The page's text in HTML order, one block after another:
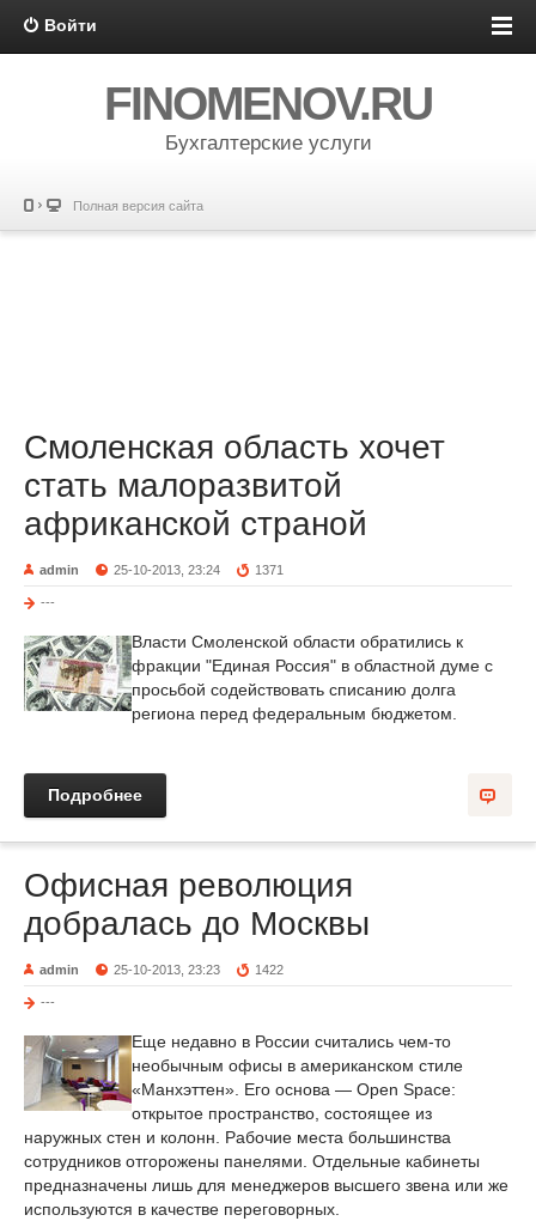
Войти
FINOMENOV.RU
Бухгалтерские услуги
Полная версия сайта
Смоленская область хочет
стать малоразвитой
африканской страной
admin 25-10-2013, 23:24 1371
---
Власти Смоленской области обратились к
фракции "Единая Россия" в областной думе с
просьбой содействовать списанию долга
региона перед федеральным бюджетом.
Подробнее
Офисная революция
добралась до Москвы
admin 25-10-2013, 23:23 1422
---
Еще недавно в России считались чем-то
необычным офисы в американском стиле
«Манхэттен». Его основа — Open Space:
открытое пространство, состоящее из
наружных стен и колонн. Рабочие места большинства
сотрудников отгорожены панелями. Отдельные кабинеты
предназначены лишь для менеджеров высшего звена или же
используются в качестве переговорных.